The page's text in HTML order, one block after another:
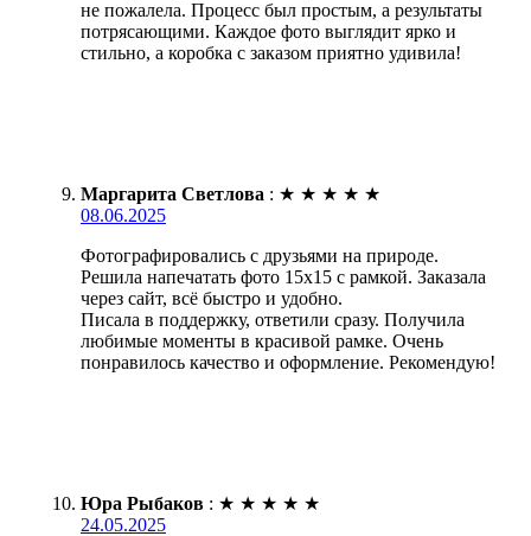
не пожалела. Процесс был простым, а результаты
потрясающими. Каждое фото выглядит ярко и
стильно, а коробка с заказом приятно удивила!
Маргарита Светлова : ★ ★ ★ ★ ★
08.06.2025
Фотографировались с друзьями на природе.
Решила напечатать фото 15х15 с рамкой. Заказала
через сайт, всё быстро и удобно.
Писала в поддержку, ответили сразу. Получила
любимые моменты в красивой рамке. Очень
понравилось качество и оформление. Рекомендую!
Юра Рыбаков : ★ ★ ★ ★ ★
24.05.2025